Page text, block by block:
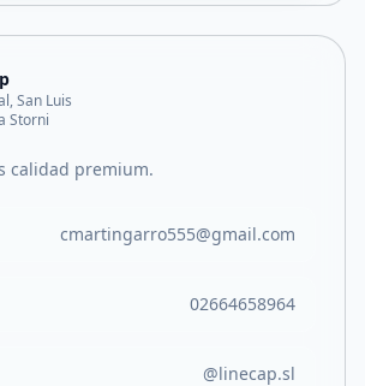
San Luis
Storni
calidad premium.
cmartingarro555@gmail.com
02664658964
@linecap.sl